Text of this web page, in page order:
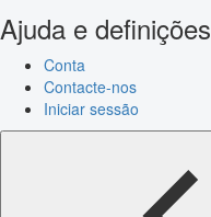
Ajuda e definições
Conta
Contacte-nos
Iniciar sessão